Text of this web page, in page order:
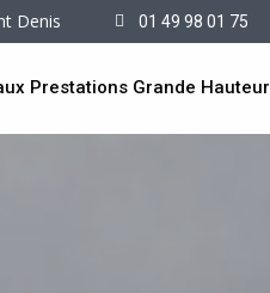
Denis 01 49 98 01 75
Prestations Grande Hauteur